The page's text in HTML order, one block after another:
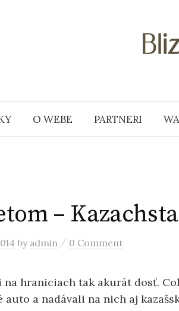
O WEBE PARTNERI
–
by admin / 0 Comment
na hraniciach tak akurát dosť.
auto a nadávali na nich aj